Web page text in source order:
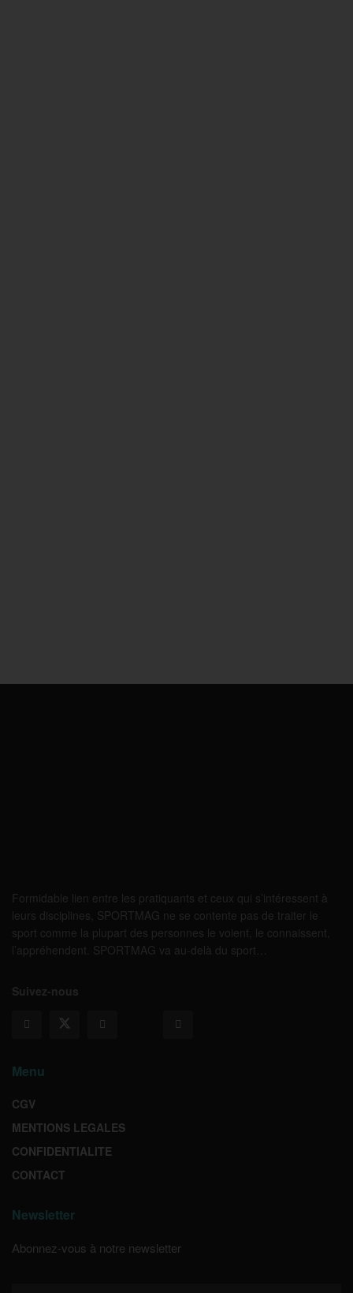
Formidable lien entre les pratiquants et ceux qui s’intéressent à
leurs disciplines, SPORTMAG ne se contente pas de traiter le
sport comme la plupart des personnes le voient, le connaissent,
l’appréhendent. SPORTMAG va au-delà du sport…
Suivez-nous
Menu
CGV
MENTIONS LEGALES
CONFIDENTIALITE
CONTACT
Newsletter
Abonnez-vous à notre newsletter